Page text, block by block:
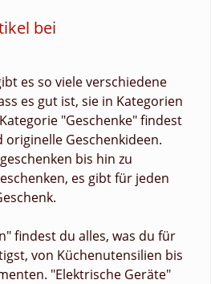
bei
es so viele verschiedene
es gut ist, sie in Kategorien
"Geschenke" findest
Geschenkideen.
bis hin zu
es gibt für jeden
findest du alles, was du für
von Küchenutensilien bis
"Elektrische Geräte"